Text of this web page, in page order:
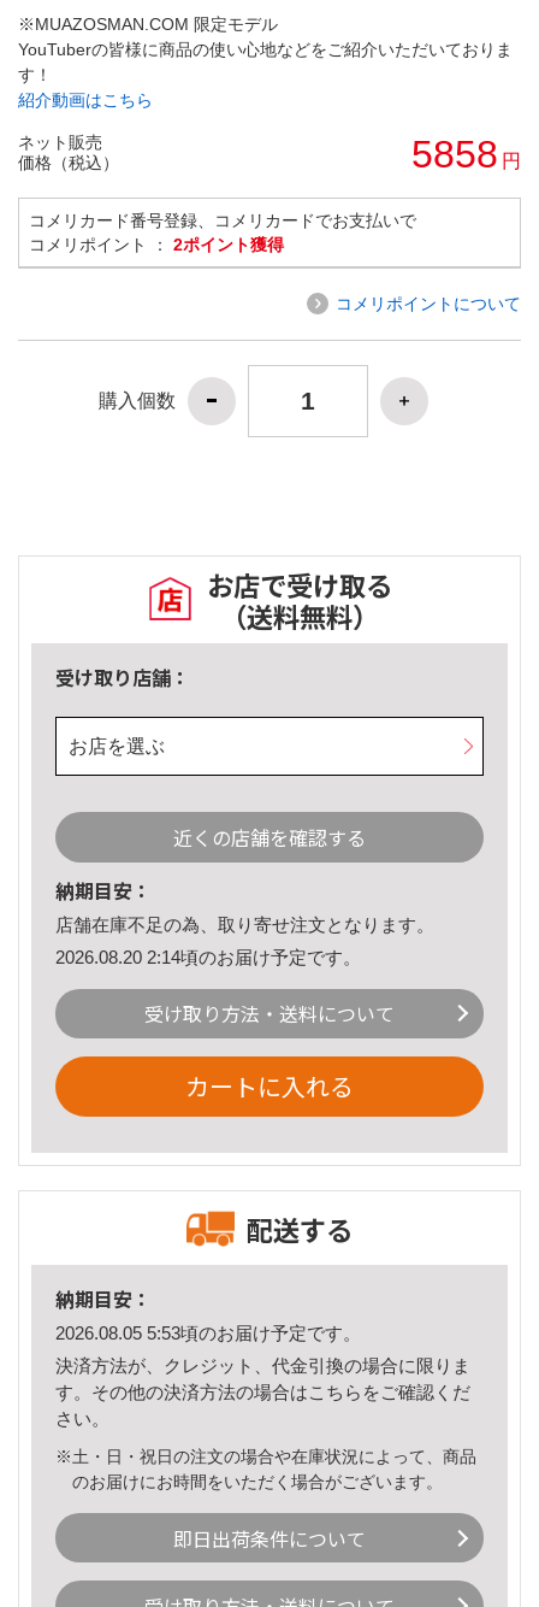
※MUAZOSMAN.COM 限定モデル
YouTuberの皆様に商品の使い心地などをご紹介いただいておりま
す！
紹介動画はこちら
ネット販売
価格（税込）
5858 円
コメリカード番号登録、コメリカードでお支払いで
コメリポイント ： 2ポイント獲得
コメリポイントについて
購入個数
お店で受け取る
（送料無料）
受け取り店舗：
お店を選ぶ
近くの店舗を確認する
納期目安：
店舗在庫不足の為、取り寄せ注文となります。
2026.08.20 2:14頃のお届け予定です。
受け取り方法・送料について
カートに入れる
配送する
納期目安：
2026.08.05 5:53頃のお届け予定です。
決済方法が、クレジット、代金引換の場合に限りま
す。その他の決済方法の場合はこちら をご確認くだ
さい。
※土・日・祝日の注文の場合や在庫状況によって、商品
のお届けにお時間をいただく場合がございます。
即日出荷条件について